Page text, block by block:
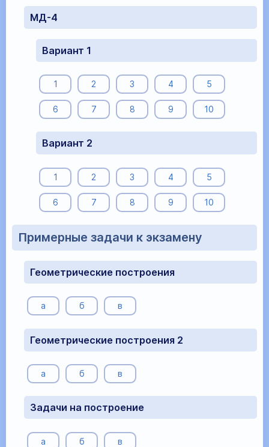
МД-4
Вариант 1
1 2 3 4 5
6 7 8 9 10
Вариант 2
1 2 3 4 5
6 7 8 9 10
Примерные задачи к экзамену
Геометрические построения
а б в
Геометрические построения 2
а б в
Задачи на построение
а б в